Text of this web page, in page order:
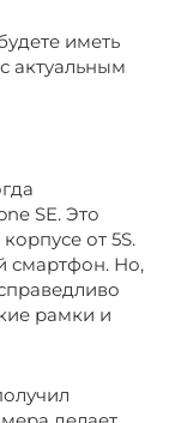
иметь
актуальным
SE. Это
от 5S.
смартфон. Но,
рамки и